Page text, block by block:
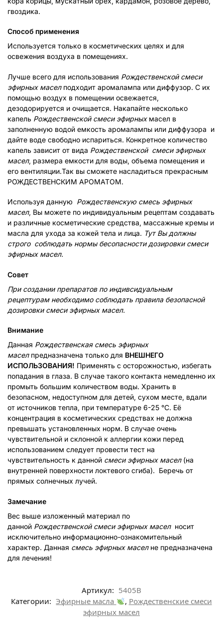
гвоздика.
Способ применения
Используется только в косметических целях и для
освежения воздуха в помещениях.
Лучше всего для использования Рождественской смеси
эфирных маселподходит аромалампа или диффузор. С их
помощью воздух в помещении освежается,
дезодорируется и очищается. Накапайте несколько
капель Рождественской смеси эфирныхмасел в
заполненную водой емкость аромалампы или диффузора и
дайте воде свободно испариться. Конкретное количество
капель зависит от вида Рождественской смеси эфирных
масел, размера емкости для воды, объема помещения и
его вентиляции.Так вы сможете насладиться прекрасным
РОЖДЕСТВЕНСКИМ АРОМАТОМ.
Используя данную Рождественскую смесь эфирных
масел, Вы можете по индивидуальным рецептам создавать
и различные косметические средства, массажные кремы и
масла для ухода за кожей тела и лица. Тут Вы должны
строго соблюдать нормы бесопасности дозировки смеси
эфирных масел.
Совет
При создании препаратов по индивсидуальным
рецептурам необходимо соблюдать правила безопасной
дозировки смеси эфирных масел.
Внимание
Данная Рождественская смесь эфирных
маселпредназначена только для ВНЕШНЕГО
ИСПОЛЬЗОВАНИЯ! Применять с осторожностью, избегать
попадания в глаза. В случае такого контакта немедленно их
промыть большим количеством воды. Хранить в
безопасном, недоступном для детей, сухом месте, вдали
от источников тепла, при температуре 6-25 °C. Её
концентрация в косметических средствах не должна
превышать установленных норм. В случае очень
чувствительной и склонной к аллергии кожи перед
использованием следует провести тест на
чувствительность к данной смеси эфирных масел(на
внутренней поверхности локтевого сгиба). Беречь от
прямых солнечных лучей.
Замечание
Вес выше изложенный материал по
данной Рождественской смеси эфирных маселносит
исключительно информационно-ознакомительный
характер. Данная смесь эфирных маселне предназначена
для лечения!
Артикул: 5405B
Категории: Эфирные масла , Рождественские смеси
эфирных масел